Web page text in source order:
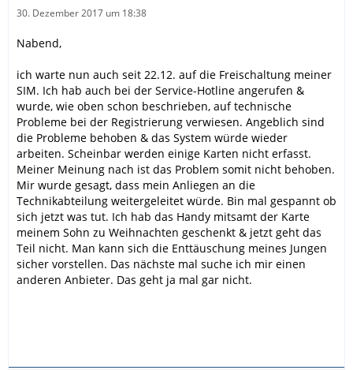
30. Dezember 2017 um 18:38
Nabend,
ich warte nun auch seit 22.12. auf die Freischaltung meiner
SIM. Ich hab auch bei der Service-Hotline angerufen &
wurde, wie oben schon beschrieben, auf technische
Probleme bei der Registrierung verwiesen. Angeblich sind
die Probleme behoben & das System würde wieder
arbeiten. Scheinbar werden einige Karten nicht erfasst.
Meiner Meinung nach ist das Problem somit nicht behoben.
Mir wurde gesagt, dass mein Anliegen an die
Technikabteilung weitergeleitet würde. Bin mal gespannt ob
sich jetzt was tut. Ich hab das Handy mitsamt der Karte
meinem Sohn zu Weihnachten geschenkt & jetzt geht das
Teil nicht. Man kann sich die Enttäuschung meines Jungen
sicher vorstellen. Das nächste mal suche ich mir einen
anderen Anbieter. Das geht ja mal gar nicht.